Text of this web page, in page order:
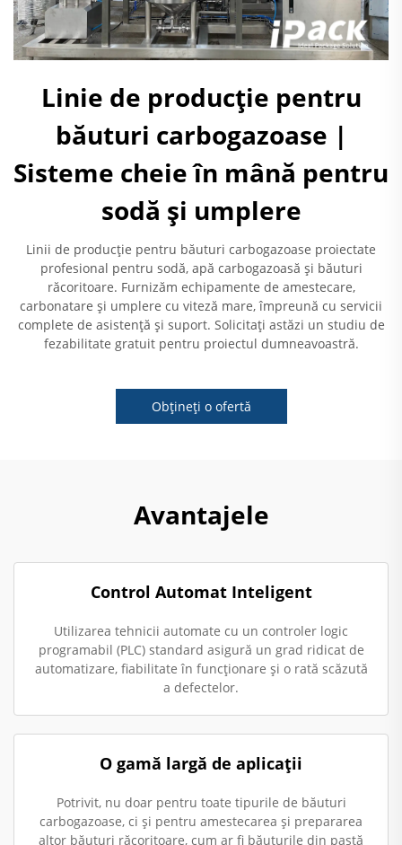
Linie de producție pentru
băuturi carbogazoase |
Sisteme cheie în mână pentru
sodă și umplere
Linii de producție pentru băuturi carbogazoase proiectate
profesional pentru sodă, apă carbogazoasă și băuturi
răcoritoare. Furnizăm echipamente de amestecare,
carbonatare și umplere cu viteză mare, împreună cu servicii
complete de asistență și suport. Solicitați astăzi un studiu de
fezabilitate gratuit pentru proiectul dumneavoastră.
Obțineți o ofertă
Avantajele
Control Automat Inteligent
Utilizarea tehnicii automate cu un controler logic
programabil (PLC) standard asigură un grad ridicat de
automatizare, fiabilitate în funcționare și o rată scăzută
a defectelor.
O gamă largă de aplicații
Potrivit, nu doar pentru toate tipurile de băuturi
carbogazoase, ci și pentru amestecarea și prepararea
altor băuturi răcoritoare, cum ar fi băuturile din pastă